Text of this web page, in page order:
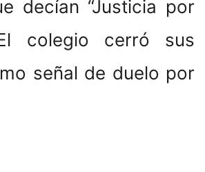
decían “Justicia por
colegio cerró sus
señal de duelo por